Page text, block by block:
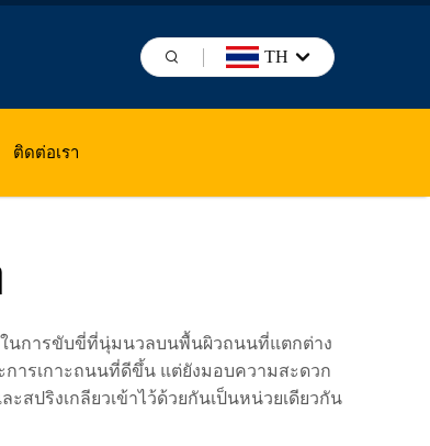
TH
ติดต่อเรา
นการขับขี่ที่นุ่มนวลบนพื้นผิวถนนที่แตกต่าง
ารเกาะถนนที่ดีขึ้น แต่ยังมอบความสะดวก
สปริงเกลียวเข้าไว้ด้วยกันเป็นหน่วยเดียวกัน